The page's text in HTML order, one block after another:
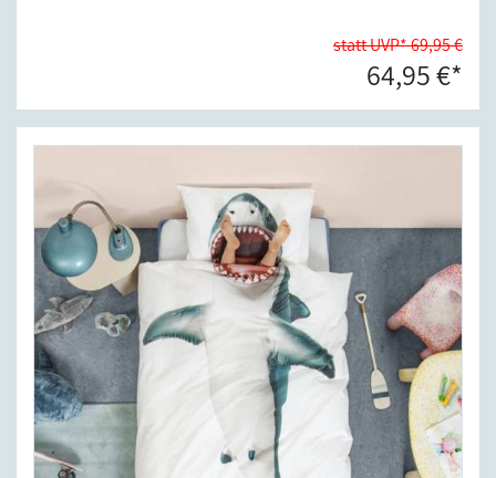
statt UVP* 69,95 €
64,95 €*